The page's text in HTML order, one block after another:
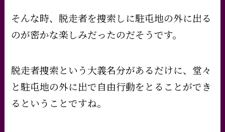
そんな時、脱走者を捜索しに駐屯地の外に出る
のが密かな楽しみだったのだそうです。
脱走者捜索という大義名分があるだけに、堂々
と駐屯地の外に出で自由行動をとることができ
るということですね。